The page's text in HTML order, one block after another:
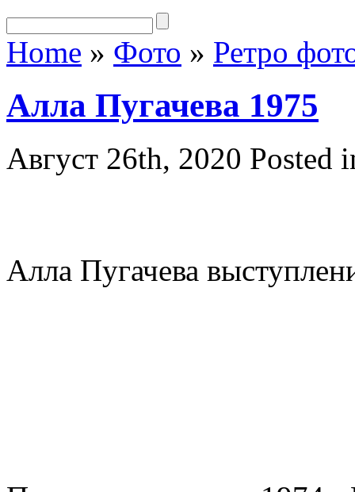
Home » Фото » Ретро
Алла Пугачева 1975
Август 26th, 2020 Posted
Алла Пугачева